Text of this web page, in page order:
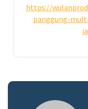
https://
panggung-